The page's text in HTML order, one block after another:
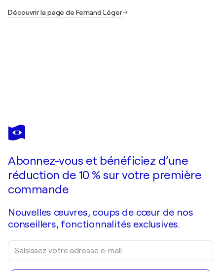
Découvrir la page de Fernand Léger
FERNAND LÉGER
Les oiseaux
Abonnez-vous et bénéficiez d’une
réduction de 10 % sur votre première
commande
Nouvelles œuvres, coups de cœur de nos
conseillers, fonctionnalités exclusives.